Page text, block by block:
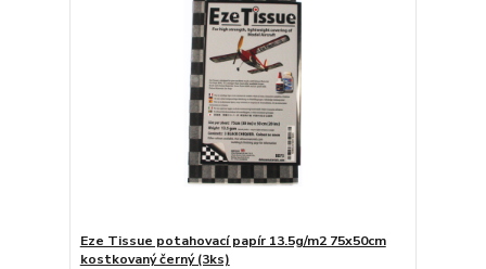
Eze Tissue potahovací papír 13.5g/m2 75x50cm
kostkovaný černý (3ks)